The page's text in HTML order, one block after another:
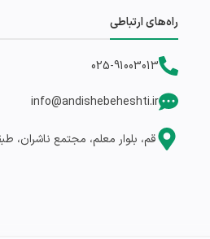
راه‌های ارتباطی
025-91003013
info@andishebeheshti.ir
قم، بلوار معلم، مجتمع ناشران،